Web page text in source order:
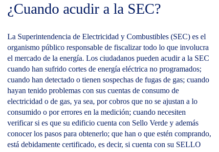
¿Cuando acudir a la SEC?
La Superintendencia de Electricidad y Combustibles (SEC) es el
organismo público responsable de fiscalizar todo lo que involucra
el mercado de la energía. Los ciudadanos pueden acudir a la SEC
cuando han sufrido cortes de energía eléctrica no programados;
cuando han detectado o tienen sospechas de fugas de gas; cuando
hayan tenido problemas con sus cuentas de consumo de
electricidad o de gas, ya sea, por cobros que no se ajustan a lo
consumido o por errores en la medición; cuando necesiten
verificar si es que su edificio cuenta con Sello Verde y además
conocer los pasos para obtenerlo; que han o que estén comprando,
está debidamente certificado, es decir, si cuenta con su SELLO